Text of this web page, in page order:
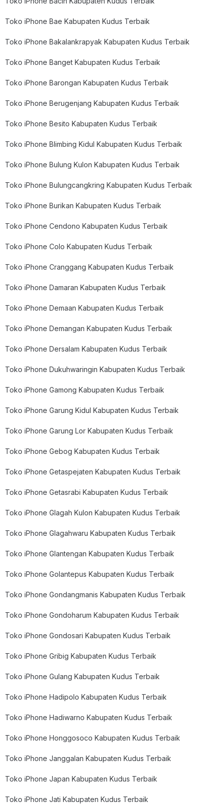
Toko iPhone Bae Kabupaten Kudus Terbaik
Toko iPhone Bakalankrapyak Kabupaten Kudus Terbaik
Toko iPhone Banget Kabupaten Kudus Terbaik
Toko iPhone Barongan Kabupaten Kudus Terbaik
Toko iPhone Berugenjang Kabupaten Kudus Terbaik
Toko iPhone Besito Kabupaten Kudus Terbaik
Toko iPhone Blimbing Kidul Kabupaten Kudus Terbaik
Toko iPhone Bulung Kulon Kabupaten Kudus Terbaik
Toko iPhone Bulungcangkring Kabupaten Kudus Terbaik
Toko iPhone Burikan Kabupaten Kudus Terbaik
Toko iPhone Cendono Kabupaten Kudus Terbaik
Toko iPhone Colo Kabupaten Kudus Terbaik
Toko iPhone Cranggang Kabupaten Kudus Terbaik
Toko iPhone Damaran Kabupaten Kudus Terbaik
Toko iPhone Demaan Kabupaten Kudus Terbaik
Toko iPhone Demangan Kabupaten Kudus Terbaik
Toko iPhone Dersalam Kabupaten Kudus Terbaik
Toko iPhone Dukuhwaringin Kabupaten Kudus Terbaik
Toko iPhone Gamong Kabupaten Kudus Terbaik
Toko iPhone Garung Kidul Kabupaten Kudus Terbaik
Toko iPhone Garung Lor Kabupaten Kudus Terbaik
Toko iPhone Gebog Kabupaten Kudus Terbaik
Toko iPhone Getaspejaten Kabupaten Kudus Terbaik
Toko iPhone Getasrabi Kabupaten Kudus Terbaik
Toko iPhone Glagah Kulon Kabupaten Kudus Terbaik
Toko iPhone Glagahwaru Kabupaten Kudus Terbaik
Toko iPhone Glantengan Kabupaten Kudus Terbaik
Toko iPhone Golantepus Kabupaten Kudus Terbaik
Toko iPhone Gondangmanis Kabupaten Kudus Terbaik
Toko iPhone Gondoharum Kabupaten Kudus Terbaik
Toko iPhone Gondosari Kabupaten Kudus Terbaik
Toko iPhone Gribig Kabupaten Kudus Terbaik
Toko iPhone Gulang Kabupaten Kudus Terbaik
Toko iPhone Hadipolo Kabupaten Kudus Terbaik
Toko iPhone Hadiwarno Kabupaten Kudus Terbaik
Toko iPhone Honggosoco Kabupaten Kudus Terbaik
Toko iPhone Janggalan Kabupaten Kudus Terbaik
Toko iPhone Japan Kabupaten Kudus Terbaik
Toko iPhone Jati Kabupaten Kudus Terbaik